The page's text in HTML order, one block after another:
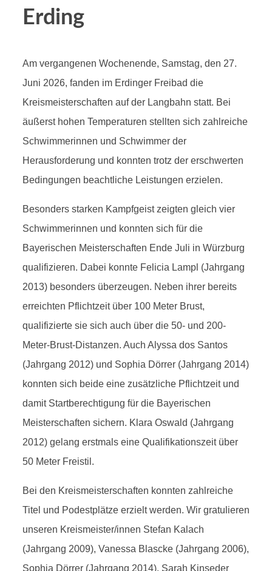
Erding
Am vergangenen Wochenende, Samstag, den 27.
Juni 2026, fanden im Erdinger Freibad die
Kreismeisterschaften auf der Langbahn statt. Bei
äußerst hohen Temperaturen stellten sich zahlreiche
Schwimmerinnen und Schwimmer der
Herausforderung und konnten trotz der erschwerten
Bedingungen beachtliche Leistungen erzielen.
Besonders starken Kampfgeist zeigten gleich vier
Schwimmerinnen und konnten sich für die
Bayerischen Meisterschaften Ende Juli in Würzburg
qualifizieren. Dabei konnte Felicia Lampl (Jahrgang
2013) besonders überzeugen. Neben ihrer bereits
erreichten Pflichtzeit über 100 Meter Brust,
qualifizierte sie sich auch über die 50- und 200-
Meter-Brust-Distanzen. Auch Alyssa dos Santos
(Jahrgang 2012) und Sophia Dörrer (Jahrgang 2014)
konnten sich beide eine zusätzliche Pflichtzeit und
damit Startberechtigung für die Bayerischen
Meisterschaften sichern. Klara Oswald (Jahrgang
2012) gelang erstmals eine Qualifikationszeit über
50 Meter Freistil.
Bei den Kreismeisterschaften konnten zahlreiche
Titel und Podestplätze erzielt werden. Wir gratulieren
unseren Kreismeister/innen Stefan Kalach
(Jahrgang 2009), Vanessa Blascke (Jahrgang 2006),
Sophia Dörrer (Jahrgang 2014), Sarah Kinseder